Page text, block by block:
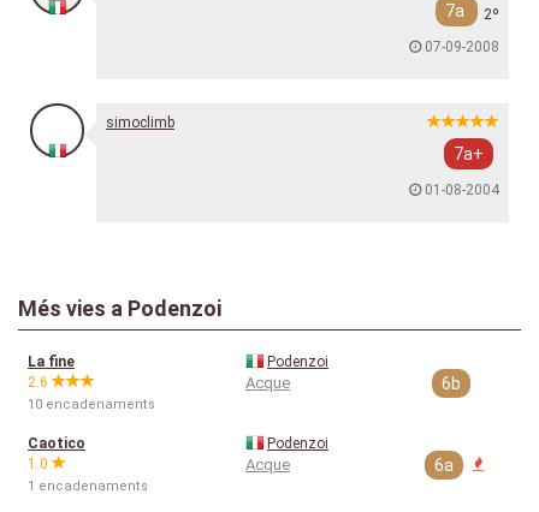
7a
2º
07-09-2008
simoclimb
7a+
01-08-2004
Més vies a Podenzoi
La fine
2.6
10 encadenaments
Podenzoi
Acque 6b
Caotico
1.0
1 encadenaments
Podenzoi
Acque 6a